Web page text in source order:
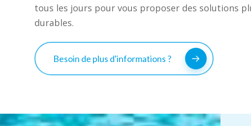
tous les jours pour vous proposer des solutions
durables.
Besoin de plus d'informations ?